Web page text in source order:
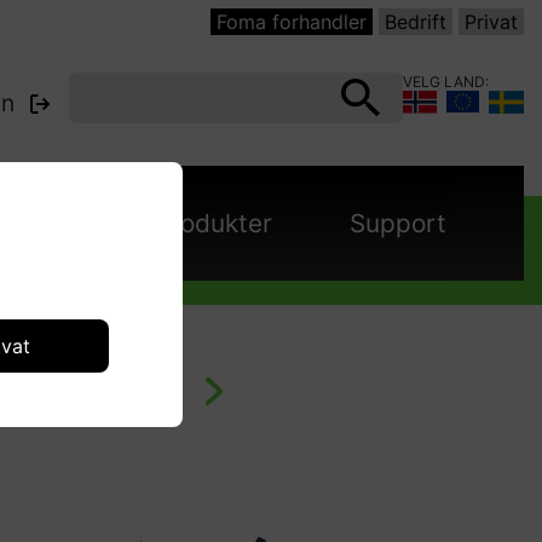
Foma forhandler Bedrift Privat
VELG LAND:
Produkter Support